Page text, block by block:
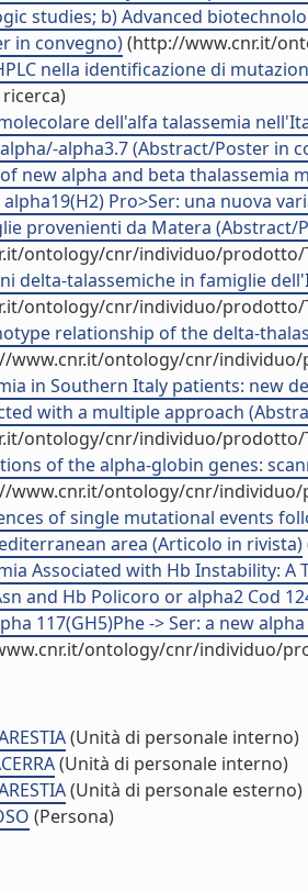
studies; b) Advanced
in convegno)(http://www.cnr.it/
nella identificazione di
dell'alfa talassemia
alpha3.7 (Abstract/Poster in
of new alpha and beta thalassemia
Pro>Ser: una nuova
provenienti da Matera (Abstract/
ontology/cnr/individuo/prodotto/
delta-talassemiche in famiglie
ontology/cnr/individuo/prodotto/
relationship of the delta-
www.cnr.it/ontology/cnr/individuo/
in Southern Italy patients: new
with a multiple approach
ontology/cnr/individuo/prodotto/
of the alpha-globin genes:
www.cnr.it/ontology/cnr/individuo/
of single mutational events
area (Articolo in rivista)
Associated with Hb Instability: A
and Hb Policoro or alpha2 Cod
117(GH5)Phe -> Ser: a new
ontology/cnr/individuo/
(Unità di personale interno)
(Unità di personale interno)
(Unità di personale esterno)
(Persona)